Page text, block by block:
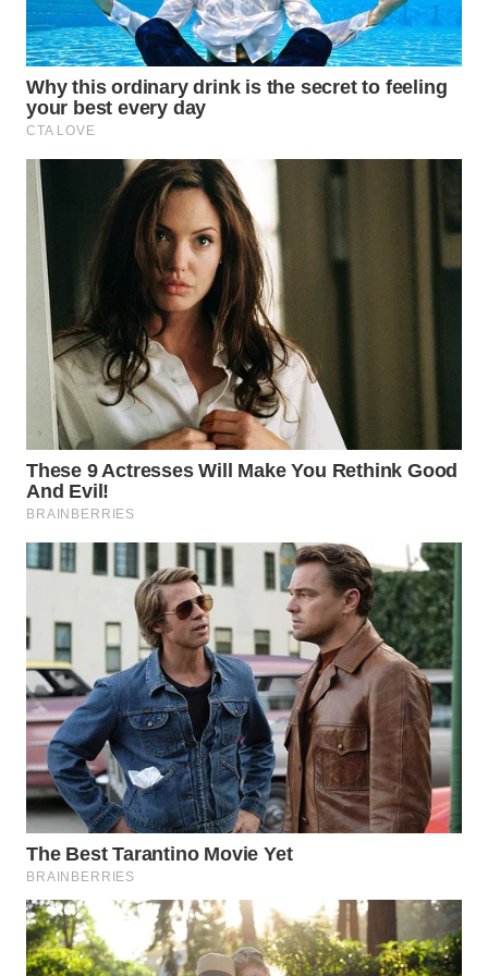
WN
NATUNA
WN
BINTAN
MANDALIKA
WN
LIKUPANG
WN
LABUANBAJO
WN
Wahana
Group
NEWS
WAHANA
TANI
WAHANA
ADVOKAT
WAHANA
INFRASTRUKTUR
WAHANA
KONSUMEN